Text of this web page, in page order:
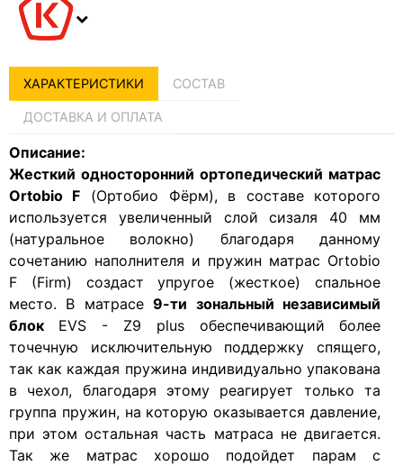
ХАРАКТЕРИСТИКИ СОСТАВ
ДОСТАВКА И ОПЛАТА
Описание:
Жесткий односторонний ортопедический матрас
Ortobio F (Ортобио Фёрм), в составе которого
используется увеличенный слой сизаля 40 мм
(натуральное волокно) благодаря данному
сочетанию наполнителя и пружин матрас Ortobio
F (Firm) создаст упругое (жесткое) спальное
место. В матрасе9-ти зональный независимый
блокEVS - Z9 plus обеспечивающий более
точечную исключительную поддержку спящего,
так как каждая пружина индивидуально упакована
в чехол, благодаря этому реагирует только та
группа пружин, на которую оказывается давление,
при этом остальная часть матраса не двигается.
Так же матрас хорошо подойдет парам с